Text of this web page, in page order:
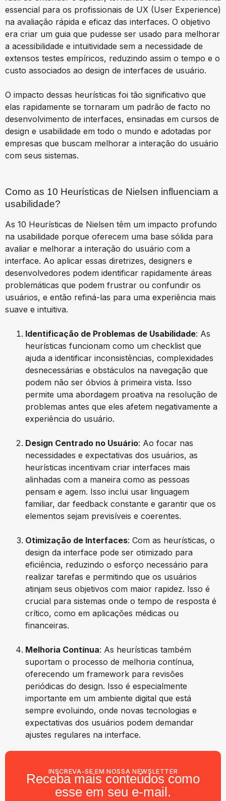
essencial para os profissionais de UX (User Experience)
na avaliação rápida e eficaz das interfaces. O objetivo
era criar um guia que pudesse ser usado para melhorar
a acessibilidade e intuitividade sem a necessidade de
extensos testes empíricos, reduzindo assim o tempo e o
custo associados ao design de interfaces de usuário.
O impacto dessas heurísticas foi tão significativo que
elas rapidamente se tornaram um padrão de facto no
desenvolvimento de interfaces, ensinadas em cursos de
design e usabilidade em todo o mundo e adotadas por
empresas que buscam melhorar a interação do usuário
com seus sistemas.
Como as 10 Heurísticas de Nielsen influenciam a
usabilidade?
As 10 Heurísticas de Nielsen têm um impacto profundo
na usabilidade porque oferecem uma base sólida para
avaliar e melhorar a interação do usuário com a
interface. Ao aplicar essas diretrizes, designers e
desenvolvedores podem identificar rapidamente áreas
problemáticas que podem frustrar ou confundir os
usuários, e então refiná-las para uma experiência mais
suave e intuitiva.
Identificação de Problemas de Usabilidade: As
heurísticas funcionam como um checklist que
ajuda a identificar inconsistências, complexidades
desnecessárias e obstáculos na navegação que
podem não ser óbvios à primeira vista. Isso
permite uma abordagem proativa na resolução de
problemas antes que eles afetem negativamente a
experiência do usuário.
Design Centrado no Usuário: Ao focar nas
necessidades e expectativas dos usuários, as
heurísticas incentivam criar interfaces mais
alinhadas com a maneira como as pessoas
pensam e agem. Isso inclui usar linguagem
familiar, dar feedback constante e garantir que os
elementos sejam previsíveis e coerentes.
Otimização de Interfaces: Com as heurísticas, o
design da interface pode ser otimizado para
eficiência, reduzindo o esforço necessário para
realizar tarefas e permitindo que os usuários
atinjam seus objetivos com maior rapidez. Isso é
crucial para sistemas onde o tempo de resposta é
crítico, como em aplicações médicas ou
financeiras.
Melhoria Contínua: As heurísticas também
suportam o processo de melhoria contínua,
oferecendo um framework para revisões
periódicas do design. Isso é especialmente
importante em um ambiente digital que está
sempre evoluindo, onde novas tecnologias e
expectativas dos usuários podem demandar
ajustes regulares na interface.
INSCREVA-SE EM NOSSA NEWSLETTER
Receba mais conteúdos como
esse em seu e-mail.